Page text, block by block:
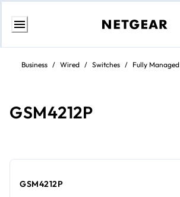
Zum
springen
Business / Wired / Switches / Fully Managed
GSM4212P
GSM4212P